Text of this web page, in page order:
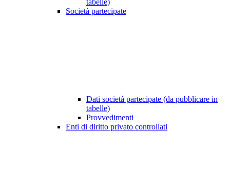
tabelle)
Società partecipate
Dati società partecipate (da pubblicare in
tabelle)
Provvedimenti
Enti di diritto privato controllati